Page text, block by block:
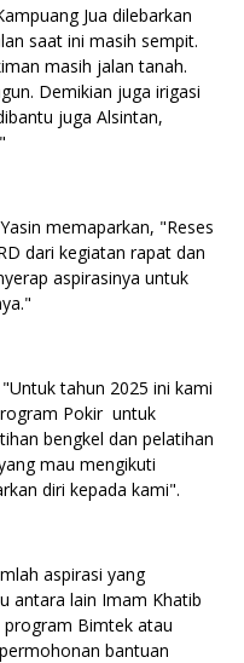
Jua dilebarkan
saat ini masih sempit.
masih jalan tanah.
Demikian juga irigasi
juga Alsintan,
memaparkan, "Reses
dari kegiatan rapat dan
aspirasinya untuk
tahun 2025 ini kami
Pokir untuk
bengkel dan pelatihan
mau mengikuti
diri kepada kami".
aspirasi yang
antara lain Imam Khatib
program Bimtek atau
bantuan